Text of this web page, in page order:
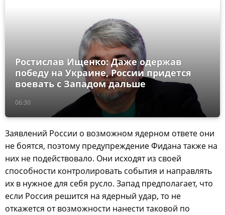
06:30
Ростислав Ищенко: Даже одержав
победу на Украине, России придется
воевать с Западом дальше
Заявлений России о возможном ядерном ответе они
не боятся, поэтому предупреждение Фидана также на
них не подействовало. Они исходят из своей
способности контролировать события и направлять
их в нужное для себя русло. Запад предполагает, что
если Россия решится на ядерный удар, то не
откажется от возможности нанести таковой по